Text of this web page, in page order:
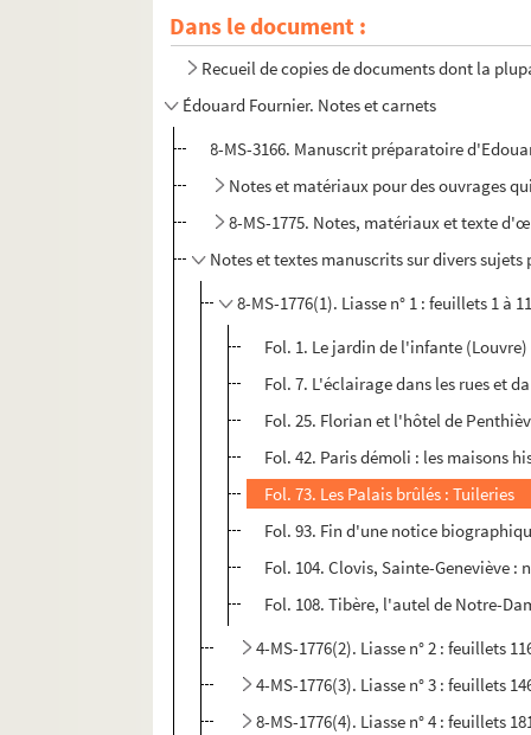
Dans le document :
Recueil de copies de documents dont la
Édouard Fournier. Notes et carnets
8-MS-3166. Manuscrit préparatoire
Notes et matériaux pour des ouvrages
8-MS-1775. Notes, matériaux et texte
Notes et textes manuscrits sur divers sujets
8-​MS-1776(1). Liasse n° 1 : feuillets 1 à
Fol. 1. Le jardin de l'infante (Louvre)
Fol. 7. L'éclairage dans les rues et
Fol. 25. Florian et l'hôtel de
Fol. 42. Paris démoli : les maisons
Fol. 73. Les Palais brûlés : Tuileries
Fol. 93. Fin d'une notice
Fol. 104. Clovis, Sainte-Geneviève
Fol. 108. Tibère, l'autel de Notre-
4-MS-1776(2). Liasse n° 2 : feuillets
4-MS-1776(3). Liasse n° 3 : feuillets
8-MS-1776(4). Liasse n° 4 : feuillets